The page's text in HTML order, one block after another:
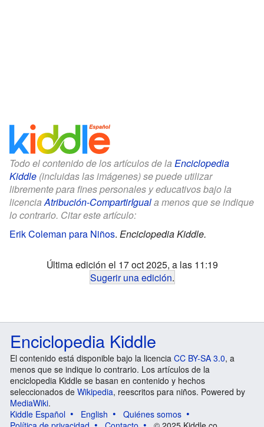
Todo el contenido de los artículos de la Enciclopedia
Kiddle (incluidas las imágenes) se puede utilizar
libremente para fines personales y educativos bajo la
licenciaAtribución-CompartirIguala menos que se indique
lo contrario. Citar este artículo:
Erik Coleman para Niños. Enciclopedia Kiddle.
Última edición el 17 oct 2025, a las 11:19
Sugerir una edición.
Enciclopedia Kiddle
El contenido está disponible bajo la licencia CC BY-SA 3.0, a
menos que se indique lo contrario. Los artículos de la
enciclopedia Kiddle se basan en contenido y hechos
seleccionados de Wikipedia, reescritos para niños. Powered by
MediaWiki.
Kiddle Español
English
Quiénes somos